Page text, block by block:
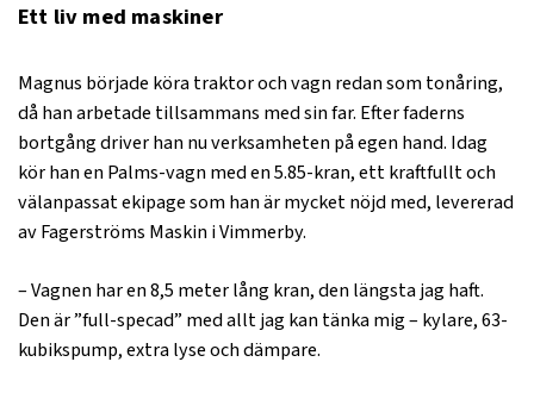
Ett liv med maskiner
Magnus började köra traktor och vagn redan som tonåring,
då han arbetade tillsammans med sin far. Efter faderns
bortgång driver han nu verksamheten på egen hand. Idag
kör han en Palms-vagn med en 5.85-kran, ett kraftfullt och
välanpassat ekipage som han är mycket nöjd med, levererad
av Fagerströms Maskin i Vimmerby.
– Vagnen har en 8,5 meter lång kran, den längsta jag haft.
Den är ”full-specad” med allt jag kan tänka mig – kylare, 63-
kubikspump, extra lyse och dämpare.